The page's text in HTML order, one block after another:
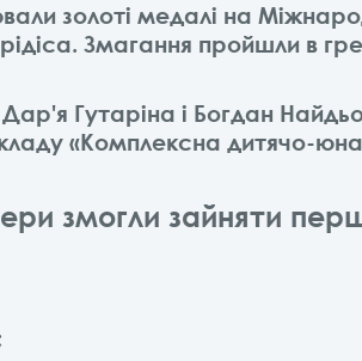
золоті медалі на
Змагання пройшли в
Гутаріна і Богдан
«Комплексна дитячо-
змогли зайняти